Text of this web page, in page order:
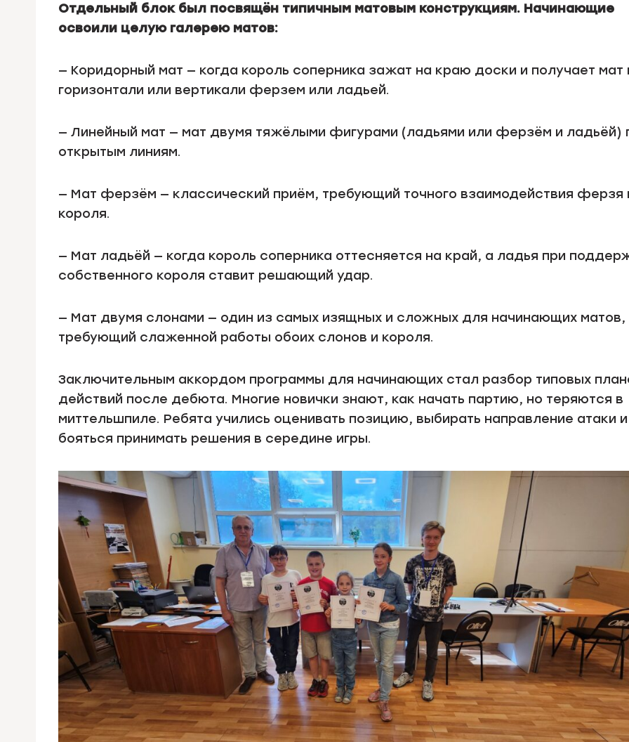
Отдельный блок был посвящён типичным матовым конструкциям. Начинающие
освоили целую галерею матов:
— Коридорный мат — когда король соперника зажат на краю доски и получает мат
горизонтали или вертикали ферзем или ладьей.
— Линейный мат — мат двумя тяжёлыми фигурами (ладьями или ферзём и ладьёй)
открытым линиям.
— Мат ферзём — классический приём, требующий точного взаимодействия ферзя
короля.
— Мат ладьёй — когда король соперника оттесняется на край, а ладья при
собственного короля ставит решающий удар.
— Мат двумя слонами — один из самых изящных и сложных для начинающих матов,
требующий слаженной работы обоих слонов и короля.
Заключительным аккордом программы для начинающих стал разбор типовых
действий после дебюта. Многие новички знают, как начать партию, но теряются в
миттельшпиле. Ребята учились оценивать позицию, выбирать направление атаки
бояться принимать решения в середине игры.